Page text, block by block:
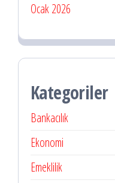
Ocak 2026
Kategoriler
Bankacılık
Ekonomi
Emeklilik